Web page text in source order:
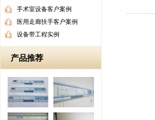
手术室设备客户案例
医用走廊扶手客户案例
设备带工程实例
产品推荐